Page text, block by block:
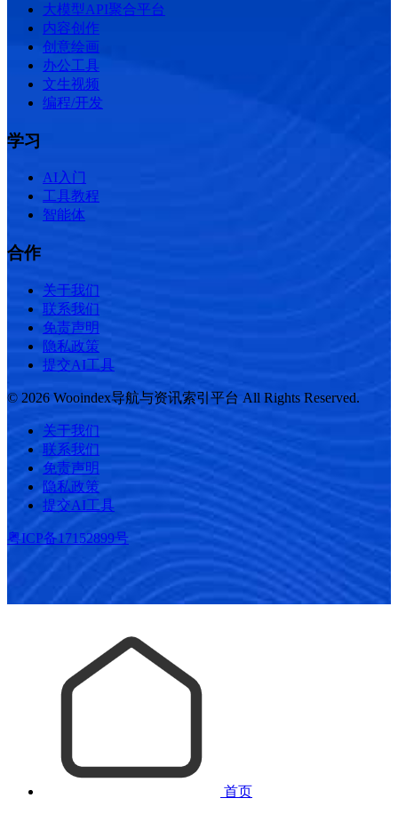
大模型API聚合平台
内容创作
创意绘画
办公工具
文生视频
编程/开发
学习
AI入门
工具教程
智能体
合作
关于我们
联系我们
免责声明
隐私政策
提交AI工具
© 2026 Wooindex导航与资讯索引平台 All Rights Reserved.
关于我们
联系我们
免责声明
隐私政策
提交AI工具
粤ICP备17152899号
首页